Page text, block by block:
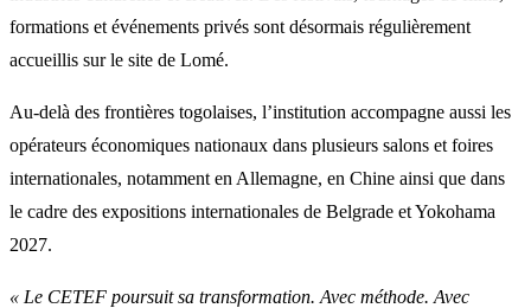
formations et événements privés sont désormais régulièrement
accueillis sur le site de Lomé.
Au-delà des frontières togolaises, l’institution accompagne aussi les
opérateurs économiques nationaux dans plusieurs salons et foires
internationales, notamment en Allemagne, en Chine ainsi que dans
le cadre des expositions internationales de Belgrade et Yokohama
2027.
« Le CETEF poursuit sa transformation. Avec méthode. Avec